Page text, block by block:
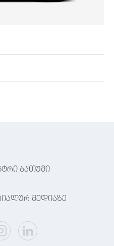
ბათუმი
მედიაზე